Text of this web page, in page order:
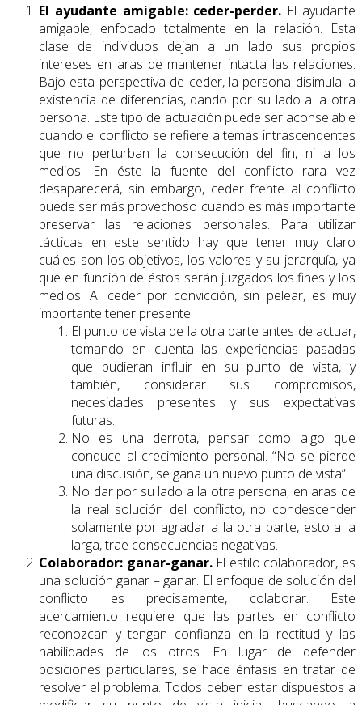
El ayudante amigable: ceder-perder. El ayudante
amigable, enfocado totalmente en la relación. Esta
clase de individuos dejan a un lado sus propios
intereses en aras de mantener intacta las relaciones.
Bajo esta perspectiva de ceder, la persona disimula la
existencia de diferencias, dando por su lado a la otra
persona. Este tipo de actuación puede ser aconsejable
cuando el conflicto se refiere a temas intrascendentes
que no perturban la consecución del fin, ni a los
medios. En éste la fuente del conflicto rara vez
desaparecerá, sin embargo, ceder frente al conflicto
puede ser más provechoso cuando es más importante
preservar las relaciones personales. Para utilizar
tácticas en este sentido hay que tener muy claro
cuáles son los objetivos, los valores y su jerarquía, ya
que en función de éstos serán juzgados los fines y los
medios. Al ceder por convicción, sin pelear, es muy
importante tener presente:
El punto de vista de la otra parte antes de actuar,
tomando en cuenta las experiencias pasadas
que pudieran influir en su punto de vista, y
también, considerar sus compromisos,
necesidades presentes y sus expectativas
futuras.
No es una derrota, pensar como algo que
conduce al crecimiento personal. “No se pierde
una discusión, se gana un nuevo punto de vista”.
No dar por su lado a la otra persona, en aras de
la real solución del conflicto, no condescender
solamente por agradar a la otra parte, esto a la
larga, trae consecuencias negativas.
Colaborador: ganar-ganar.El estilo colaborador, es
una solución ganar – ganar. El enfoque de solución del
conflicto es precisamente, colaborar. Este
acercamiento requiere que las partes en conflicto
reconozcan y tengan confianza en la rectitud y las
habilidades de los otros. En lugar de defender
posiciones particulares, se hace énfasis en tratar de
resolver el problema. Todos deben estar dispuestos a